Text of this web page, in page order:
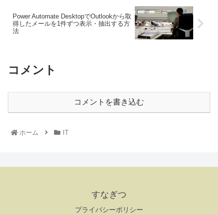
Power Automate DesktopでOutlookから取
得したメールを1件ずつ表示・抽出する方
法
コメント
コメントを書き込む
ホーム IT
すなぎつ
プライバシーポリシー